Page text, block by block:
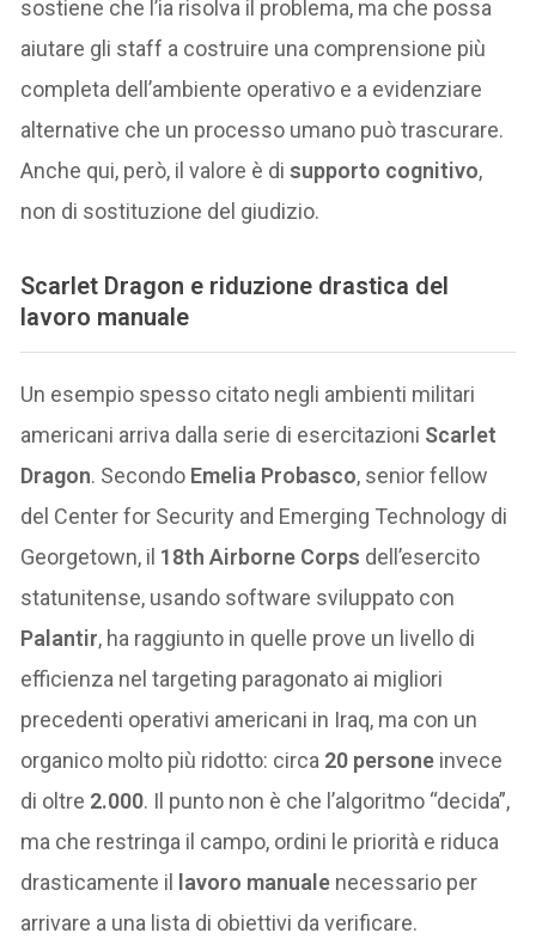
sostiene che l’ia risolva il problema, ma che possa
aiutare gli staff a costruire una comprensione più
completa dell’ambiente operativo e a evidenziare
alternative che un processo umano può trascurare.
Anche qui, però, il valore è disupporto cognitivo,
non di sostituzione del giudizio.
Scarlet Dragon e riduzione drastica del
lavoro manuale
Un esempio spesso citato negli ambienti militari
americani arriva dalla serie di esercitazioni Scarlet
Dragon. Secondo Emelia Probasco, senior fellow
del Center for Security and Emerging Technology di
Georgetown, il 18th Airborne Corps dell’esercito
statunitense, usando software sviluppato con
Palantir, ha raggiunto in quelle prove un livello di
efficienza nel targeting paragonato ai migliori
precedenti operativi americani in Iraq, ma con un
organico molto più ridotto: circa 20 persone invece
di oltre 2.000. Il punto non è che l’algoritmo “decida”,
ma che restringa il campo, ordini le priorità e riduca
drasticamente il
lavoro manuale necessario per
arrivare a una lista di obiettivi da verificare.